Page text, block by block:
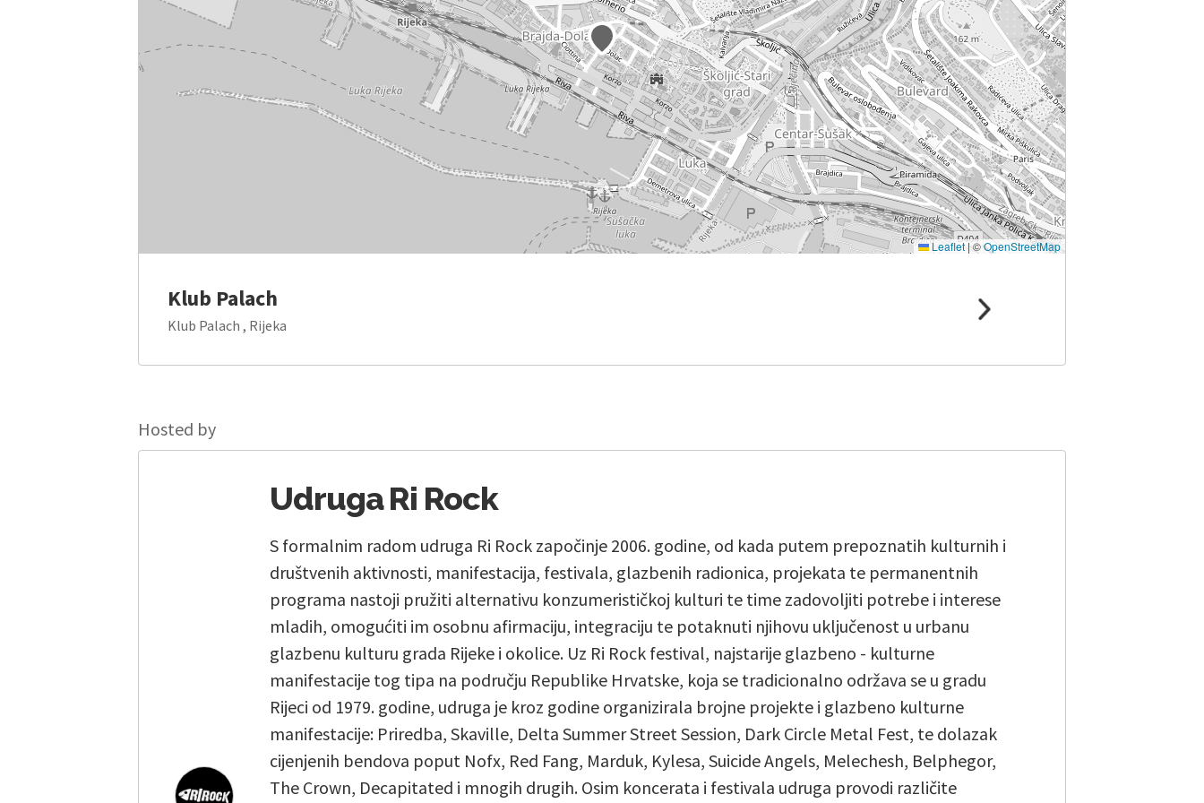
Leaflet |©OpenStreetMap
Klub Palach
Klub Palach , Rijeka
Hosted by
Udruga Ri Rock
S formalnim radom udruga Ri Rock započinje 2006. godine, od kada putem prepoznatih kulturnih i
društvenih aktivnosti, manifestacija, festivala, glazbenih radionica, projekata te permanentnih
programa nastoji pružiti alternativu konzumerističkoj kulturi te time zadovoljiti potrebe i interese
mladih, omogućiti im osobnu afirmaciju, integraciju te potaknuti njihovu uključenost u urbanu
glazbenu kulturu grada Rijeke i okolice. Uz Ri Rock festival, najstarije glazbeno - kulturne
manifestacije tog tipa na području Republike Hrvatske, koja se tradicionalno održava se u gradu
Rijeci od 1979. godine, udruga je kroz godine organizirala brojne projekte i glazbeno kulturne
manifestacije: Priredba, Skaville, Delta Summer Street Session, Dark Circle Metal Fest, te dolazak
cijenjenih bendova poput Nofx, Red Fang, Marduk, Kylesa, Suicide Angels, Melechesh, Belphegor,
The Crown, Decapitated i mnogih drugih. Osim koncerata i festivala udruga provodi različite